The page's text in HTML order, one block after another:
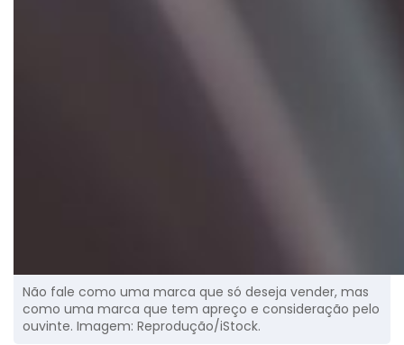
Não fale como uma marca que só deseja vender, mas
como uma marca que tem apreço e consideração pelo
ouvinte. Imagem: Reprodução/iStock.